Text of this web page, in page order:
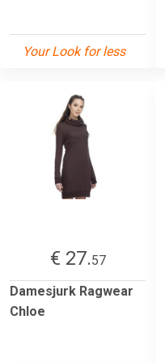
Your Look for less
€ 27.57
Damesjurk Ragwear
Chloe